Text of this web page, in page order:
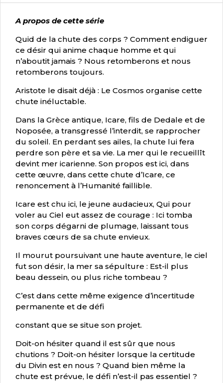
A propos de cette série
Quid de la chute des corps ? Comment endiguer
ce désir qui anime chaque homme et qui
n’aboutit jamais ? Nous retomberons et nous
retomberons toujours.
Aristote le disait déjà : Le Cosmos organise cette
chute inéluctable.
Dans la Grèce antique, Icare, fils de Dedale et de
Noposée, a transgressé l’interdit, se rapprocher
du soleil. En perdant ses ailes, la chute lui fera
perdre son père et sa vie. La mer qui le recueillît
devint mer icarienne. Son propos est ici, dans
cette œuvre, dans cette chute d’Icare, ce
renoncement à l’Humanité faillible.
Icare est chu ici, le jeune audacieux, Qui pour
voler au Ciel eut assez de courage : Ici tomba
son corps dégarni de plumage, laissant tous
braves cœurs de sa chute envieux.
Il mourut poursuivant une haute aventure, le ciel
fut son désir, la mer sa sépulture : Est-il plus
beau dessein, ou plus riche tombeau ?
C’est dans cette même exigence d’incertitude
permanente et de défi
constant que se situe son projet.
Doit-on hésiter quand il est sûr que nous
chutions ? Doit-on hésiter lorsque la certitude
du Divin est en nous ? Quand bien même la
chute est prévue, le défi n’est-il pas essentiel ?